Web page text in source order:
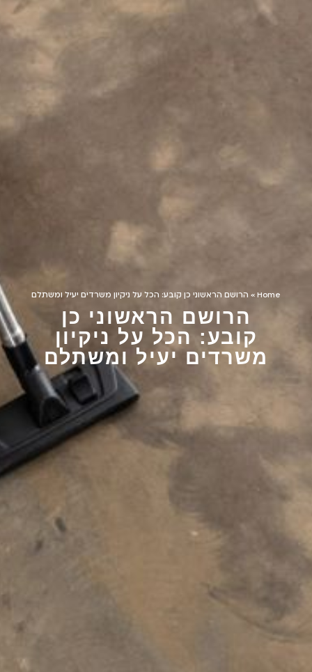
Home
» הרושם הראשוני כן קובע: הכל על ניקיון משרדים יעיל ומשתלם
הרושם הראשוני כן
קובע: הכל על ניקיון
משרדים יעיל ומשתלם